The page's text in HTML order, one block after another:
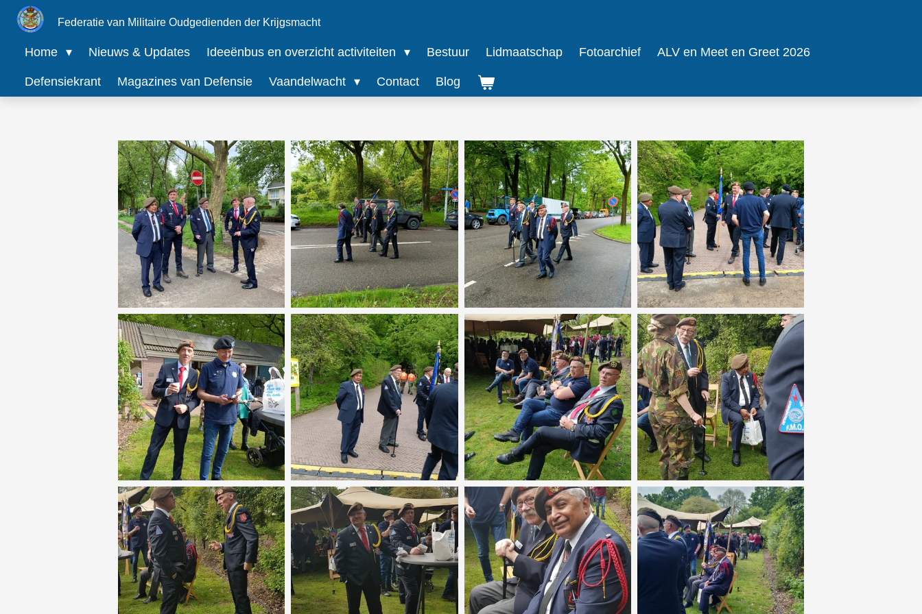
Ga
Federatie van Militaire Oudgedienden der Krijgsmacht
Home Nieuws & Updates Ideeënbus en overzicht activiteiten Bestuur Lidmaatschap Fotoarchief ALV en Meet en Greet 2026
Defensiekrant Magazines van Defensie Vaandelwacht Contact Blog